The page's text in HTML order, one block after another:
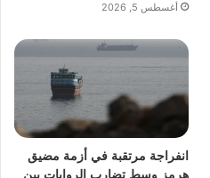
أغسطس 5, 2026
انفراجة مرتقبة في أزمة مضيق
هرمز وسط تضارب الروايات بين